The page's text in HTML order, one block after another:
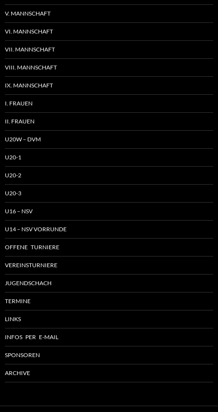
V. MANNSCHAFT
VI. MANNSCHAFT
VII. MANNSCHAFT
VIII. MANNSCHAFT
IX. MANNSCHAFT
I. FRAUEN
II. FRAUEN
U20W – DVM
U20-1
U20-2
U20-3
U16 – NSV
U14 – NSV VORRUNDE
OFFENE TURNIERE
VEREINSTURNIERE
JUGENDSCHACH
TERMINE
LINKS
INFOS PER E-MAIL
SPONSOREN
ARCHIVE